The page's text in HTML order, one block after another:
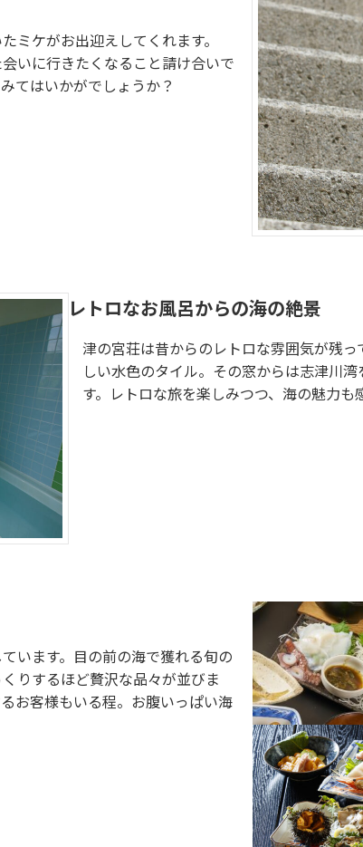
ミケがお出迎えしてくれます。
いに行きたくなること請け合いで
てはいかがでしょうか？
レトロなお風呂からの海の絶景
津の宮荘は昔からのレトロな雰囲気が残
しい水色のタイル。その窓からは志津川
す。レトロな旅を楽しみつつ、海の魅力
います。目の前の海で獲れる旬の
りするほど贅沢な品々が並びま
お客様もいる程。お腹いっぱい海